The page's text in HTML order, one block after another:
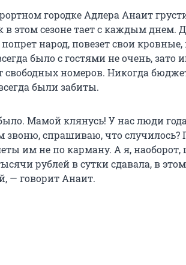
городке Адлера Анаит
этом сезоне тает с каждым днем.
народ, повезет свои кровные,
было с гостями не очень, зато
свободных номеров. Никогда
были забиты.
Мамой клянусь! У нас люди
спрашиваю, что случилось?
им не по карману. А я, наоборот,
рублей в сутки сдавала, в этом
— говорит Анаит.